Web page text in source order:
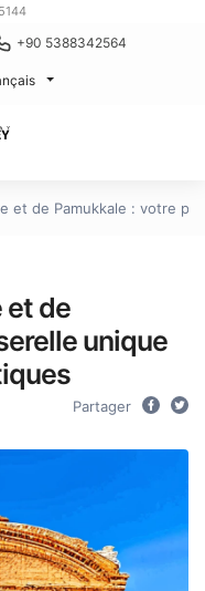
+90 5388342564
et de Pamukkale : votre
et de
unique
Partager